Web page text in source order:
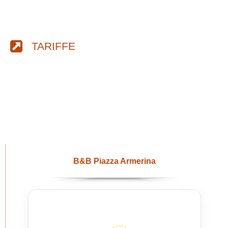
TARIFFE
B&B Piazza Armerina